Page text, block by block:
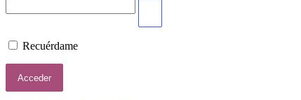
Recuérdame